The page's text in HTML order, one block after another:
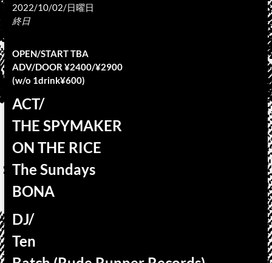
2022/10/02/日曜日
終日
OPEN/START TBA
ADV/DOOR ¥2400/¥2900
(w/o 1drink¥600)
ACT/
THE SPYMAKER
ON THE RICE
The Sundays
BONA
DJ/
Ten